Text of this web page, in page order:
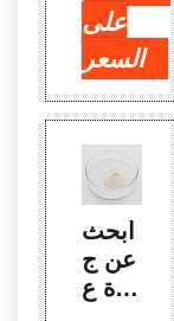
على
السعر
ابحث
عن ج
ودة ع